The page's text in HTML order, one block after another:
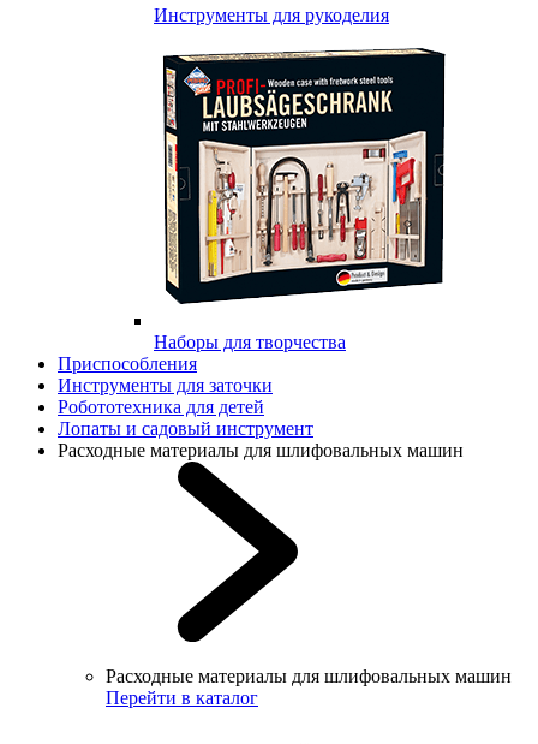
Инструменты для рукоделия
Наборы для творчества
Приспособления
Инструменты для заточки
Робототехника для детей
Лопаты и садовый инструмент
Расходные материалы для шлифовальных машин
Расходные материалы для шлифовальных машин
Перейти в каталог